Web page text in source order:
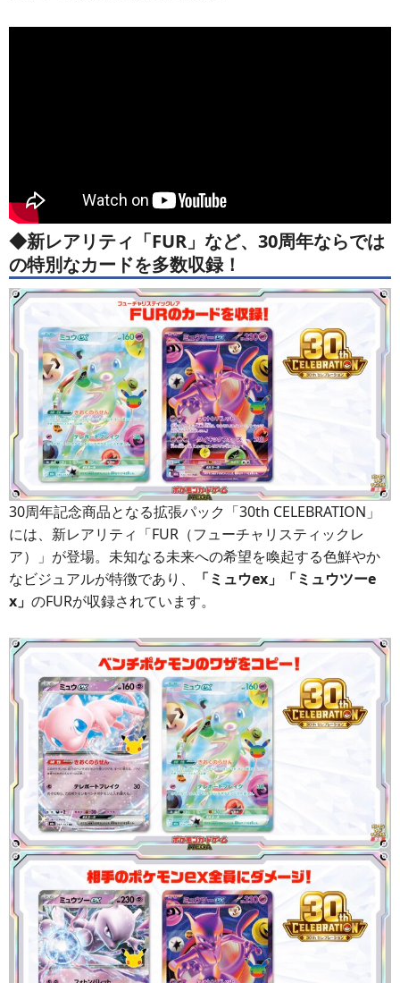
◆新レアリティ「FUR」など、30周年ならでは
の特別なカードを多数収録！
30周年記念商品となる拡張パック「30th CELEBRATION」
には、新レアリティ「FUR（フューチャリスティックレ
ア）」が登場。未知なる未来への希望を喚起する色鮮やか
なビジュアルが特徴であり、
「ミュウex」「ミュウツーe
x」 のFURが収録されています。